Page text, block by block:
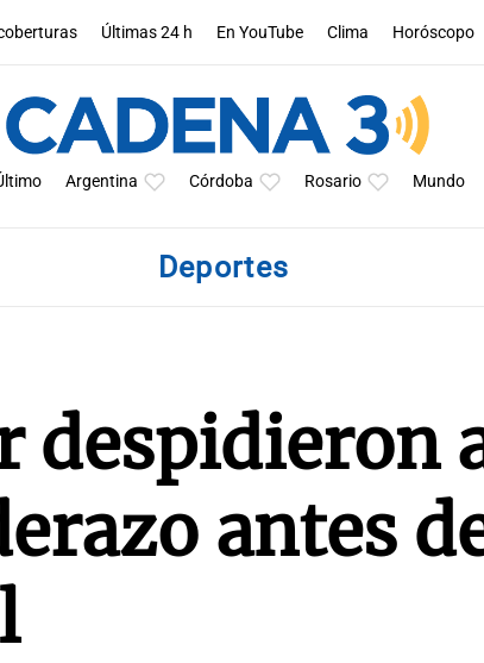
Últimas 24 h En YouTube Clima Horóscopo
Argentina Córdoba Rosario Mundo
Deportes
despidieron
antes